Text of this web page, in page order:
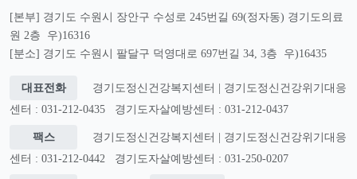
[본부] 경기도 수원시 장안구 수성로 245번길 69(정자동) 경기도의료
원 2층 우)16316
[분소] 경기도 수원시 팔달구 덕영대로 697번길 34, 3층 우)16435
대표전화
경기도정신건강복지센터 | 경기도정신건강위기대응
센터 : 031-212-0435
경기도자살예방센터 : 031-212-0437
팩스
경기도정신건강복지센터 | 경기도정신건강위기대응
센터 : 031-212-0442
경기도자살예방센터 : 031-250-0207